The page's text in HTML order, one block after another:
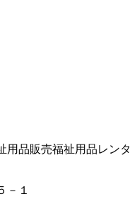
用品販売福祉用品レンタ
－１